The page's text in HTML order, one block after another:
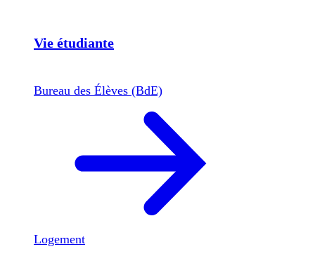
Vie étudiante
Bureau des Élèves (BdE)
Logement